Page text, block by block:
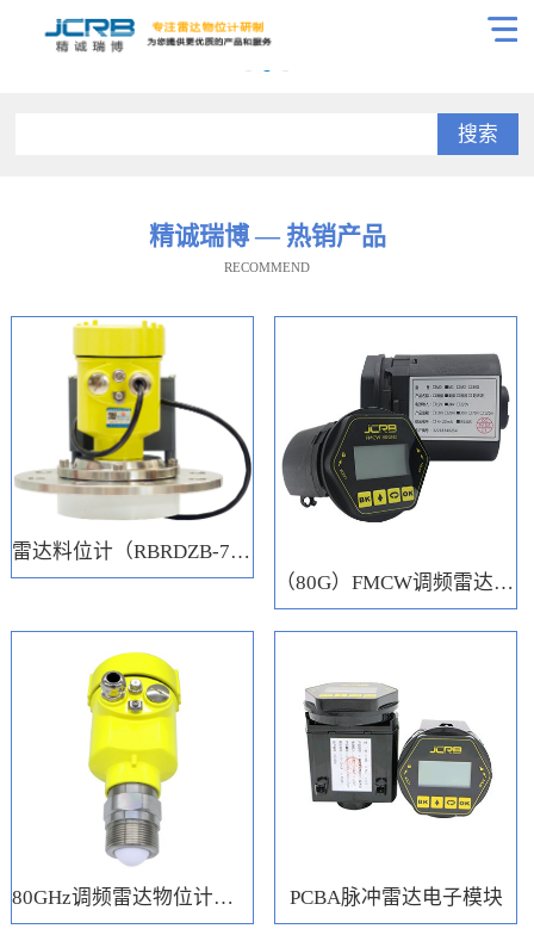
搜索
精诚瑞博 — 热销产品
RECOMMEND
雷达料位计（RBRDZB-71-6-C）
（80G）FMCW调频雷达电子模块
80GHz调频雷达物位计（RBRD71） PCBA脉冲雷达电子模块